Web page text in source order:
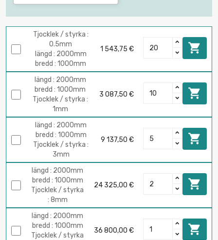
Tjocklek / styrka :
0.5mm
längd : 2000mm
bredd : 1000mm
1 543,75 € 
längd : 2000mm
bredd : 1000mm
Tjocklek / styrka :
1mm
3 087,50 € 
längd : 2000mm
bredd : 1000mm
Tjocklek / styrka :
3mm
9 137,50 € 
längd : 2000mm
bredd : 1000mm
Tjocklek / styrka
: 8mm
24 325,00 € 
längd : 2000mm
bredd : 1000mm
Tjocklek / styrka
36 800,00 € 